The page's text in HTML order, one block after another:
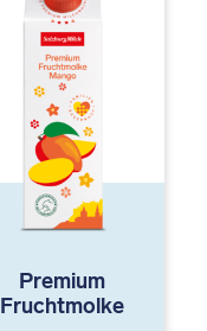
Premium
Fruchtmolke